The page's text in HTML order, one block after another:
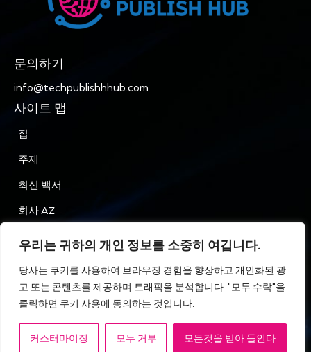
우리는 귀하의 개인 정보를 소중히 여깁니다.
당사는 쿠키를 사용하여 브라우징 경험을 향상하고 개인화된 광
고 또는 콘텐츠를 제공하며 트래픽을 분석합니다. "모두 수락"을
클릭하면 쿠키 사용에 동의하는 것입니다.
커스터마이징 모두 거부 모든것을 받아 들인다
문의하기
info@techpublishhhub.com
사이트 맵
집
주제
최신 백서
회사 AZ
문의하기
이용약관